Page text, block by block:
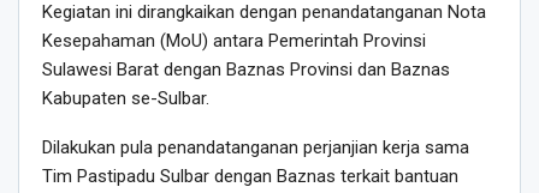
Kegiatan ini dirangkaikan dengan penandatanganan Nota
Kesepahaman (MoU) antara Pemerintah Provinsi
Sulawesi Barat dengan Baznas Provinsi dan Baznas
Kabupaten se-Sulbar.
Dilakukan pula penandatanganan perjanjian kerja sama
Tim Pastipadu Sulbar dengan Baznas terkait bantuan